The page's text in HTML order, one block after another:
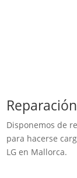
Disponemos de
para hacerse
LG en Mallorca.